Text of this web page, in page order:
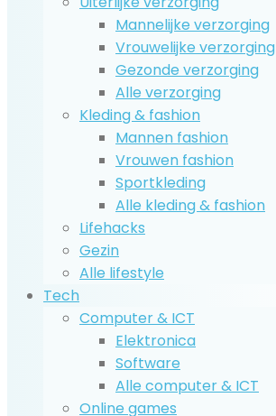
Mannelijke verzorging
Vrouwelijke verzorging
Gezonde verzorging
Alle verzorging
Kleding & fashion
Mannen fashion
Vrouwen fashion
Sportkleding
Alle kleding & fashion
Lifehacks
Gezin
Alle lifestyle
Tech
Computer & ICT
Elektronica
Software
Alle computer & ICT
Online games